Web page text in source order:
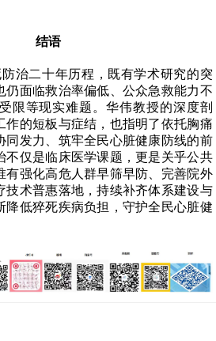
结语
治二十年历程，既有学术研究的突
仍面临救治率偏低、公众急救能力不
限等现实难题。华伟教授的深度剖
作的短板与症结，也指明了依托胸痛
同发力、筑牢全民心脏健康防线的前
不仅是临床医学课题，更是关乎公共
有强化高危人群早筛早防、完善院外
技术普惠落地，持续补齐体系建设与
降低猝死疾病负担，守护全民心脏健